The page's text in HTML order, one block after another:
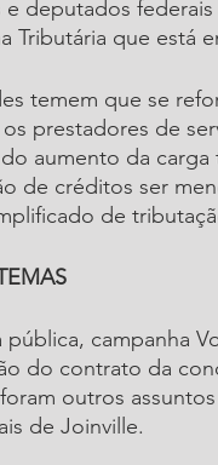
e deputados
Tributária que está
temem que se
prestadores de
aumento da
de créditos ser
de
pública, campanha
do contrato da
outros
de Joinville.